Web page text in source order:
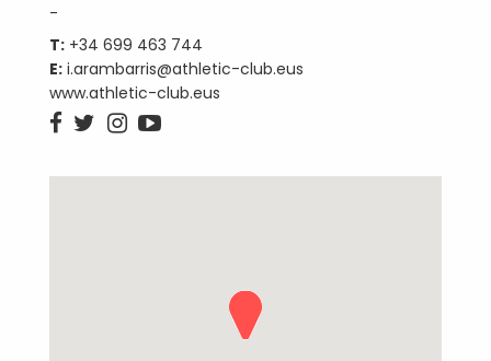
-
T: +34 699 463 744
E: i.arambarris@athletic-club.eus
www.athletic-club.eus
   